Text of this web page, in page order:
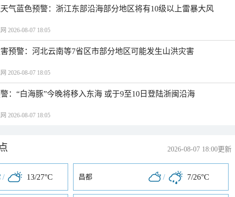
气蓝色预警：浙江东部沿海部分地区将有10级以上雷暴大风
2026-08-07 18:05
预警：河北云南等7省区市部分地区可能发生山洪灾害
2026-08-07 18:05
：“白海豚”今晚将移入东海 或于9至10日登陆浙闽沿海
2026-08-07 18:05
2026-08-07 18:00更新
/ 13/27°C 昌都 / 7/26°C